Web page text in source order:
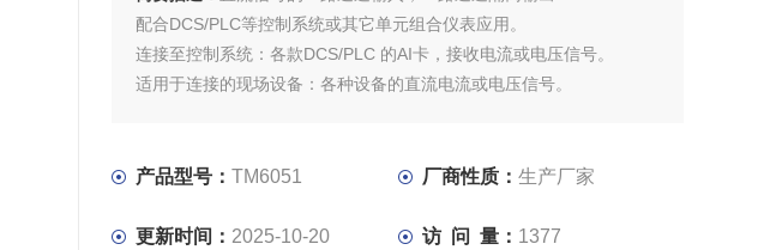
配合DCS/PLC等控制系统或其它单元组合仪表应用。
连接至控制系统：各款DCS/PLC 的AI卡，接收电流或电压信号。
适用于连接的现场设备：各种设备的直流电流或电压信号。
产品型号： TM6051 厂商性质： 生产厂家
更新时间： 2025-10-20 访 问 量： 1377